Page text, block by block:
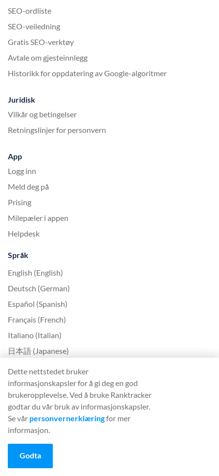
SEO-ordliste
SEO-veiledning
Gratis SEO-verktøy
Avtale om gjesteinnlegg
Historikk for oppdatering av Google-algoritmer
Juridisk
Vilkår og betingelser
Retningslinjer for personvern
App
Logg inn
Meld deg på
Prising
Milepæler i appen
Helpdesk
Språk
English (English)
Deutsch (German)
Español (Spanish)
Français (French)
Italiano (Italian)
日本語 (Japanese)
Polski (Polish)
Português (Portuguese)
Svenska (Swedish)
Türkçe (Turkish)
中文 (Chinese)
Български (Bulgarian)
Dette nettstedet bruker
informasjonskapsler for å gi deg en god
brukeropplevelse. Ved å bruke Ranktracker
godtar du vår bruk av informasjonskapsler.
Se vår personvernerklæringfor mer
informasjon.
Godta